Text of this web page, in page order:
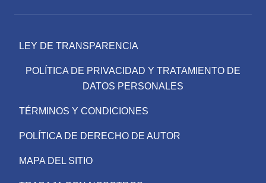
LEY DE TRANSPARENCIA
POLÍTICA DE PRIVACIDAD Y TRATAMIENTO DE
DATOS PERSONALES
TÉRMINOS Y CONDICIONES
POLÍTICA DE DERECHO DE AUTOR
MAPA DEL SITIO